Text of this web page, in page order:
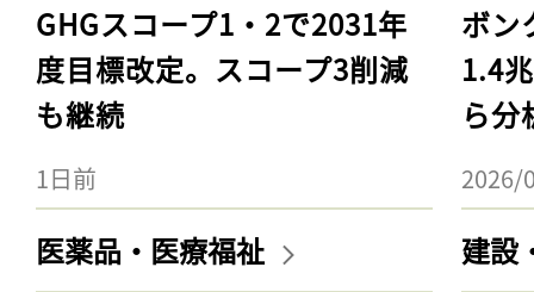
GHGスコープ1・2で2031年
度目標改定。スコープ3削減
も継続
1日前
ボン
1.4
ら分
2026/
医薬品・医療福祉 建設